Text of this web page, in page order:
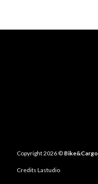
Copyright 2026 © Bike&Cargo
Credits Lastudio